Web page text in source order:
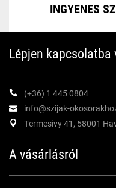
INGYENES
Lépjen kapcsolatba
(+36) 1 445 0804
info@szijak-
Termesivy 41, 58001
A vásárlásról